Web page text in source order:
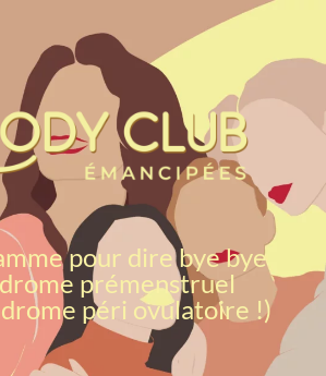
pour dire bye bye
prémenstruel
péri ovulatoire !)